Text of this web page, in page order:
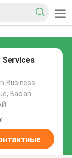
Services
Business
Bao'an